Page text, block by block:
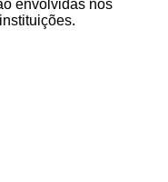
envolvidas nos